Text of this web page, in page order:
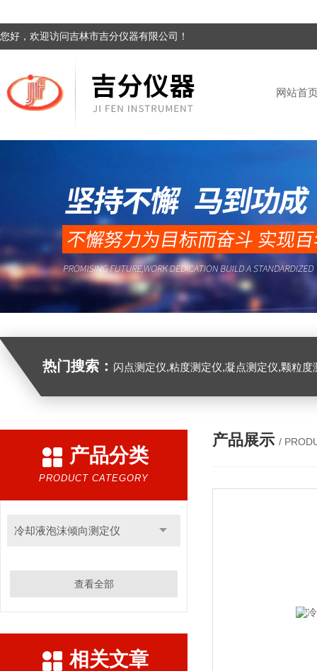
您好，欢迎访问吉林市吉分仪器有限公司！
网站首
热门搜索： 闪点测定仪,粘度测定仪,凝点测定仪,颗粒
产品分类
PRODUCT CATEGORY
冷却液泡沫倾向测定仪
查看全部
相关文章
产品展示 /